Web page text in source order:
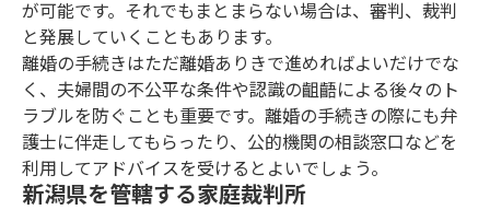
が可能です。それでもまとまらない場合は、審判、裁判
と発展していくこともあります。
離婚の手続きはただ離婚ありきで進めればよいだけでな
く、夫婦間の不公平な条件や認識の齟齬による後々のト
ラブルを防ぐことも重要です。離婚の手続きの際にも弁
護士に伴走してもらったり、公的機関の相談窓口などを
利用してアドバイスを受けるとよいでしょう。
新潟県を管轄する家庭裁判所